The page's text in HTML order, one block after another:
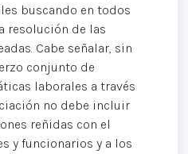
buscando en todos
resolución de las
Cabe señalar, sin
conjunto de
laborales a través
no debe incluir
reñidas con el
y funcionarios y a los